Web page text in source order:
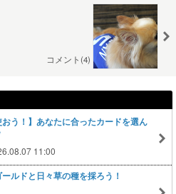
コメント(4)
おう！】あなたに合ったカードを選ん
11:00
ルドと日々草の種を採ろう！